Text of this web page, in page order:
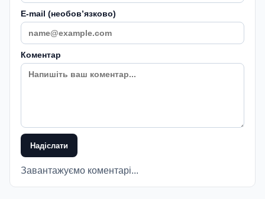
E-mail (необовʼязково)
Коментар
Надіслати
Завантажуємо коментарі...